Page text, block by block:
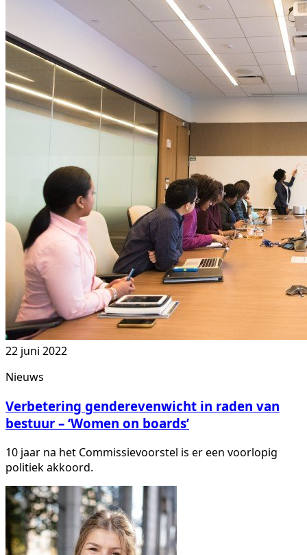
22 juni 2022
Nieuws
Verbetering genderevenwicht in raden van
bestuur – ‘Women on boards’
10 jaar na het Commissievoorstel is er een voorlopig
politiek akkoord.